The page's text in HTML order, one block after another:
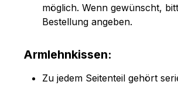
möglich. Wenn gewünscht,
Bestellung angeben.
Armlehnkissen:
Zu jedem Seitenteil gehört